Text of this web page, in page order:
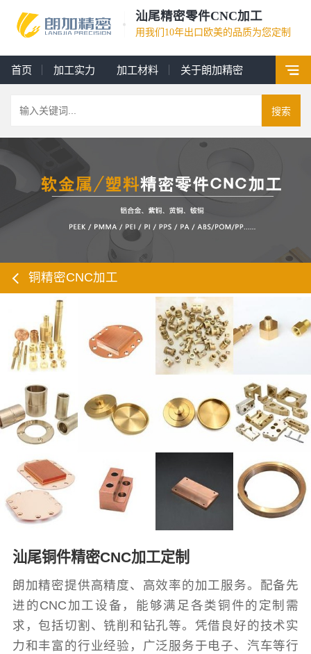
汕尾精密零件CNC加工
用我们10年出口欧美的品质为您定制
首页 加工实力 加工材料 关于朗加精密
搜索
铜精密CNC加工
汕尾铜件精密CNC加工定制
朗加精密提供高精度、高效率的加工服务。配备先
进的CNC加工设备，能够满足各类铜件的定制需
求，包括切割、铣削和钻孔等。凭借良好的技术实
力和丰富的行业经验，广泛服务于电子、汽车等行